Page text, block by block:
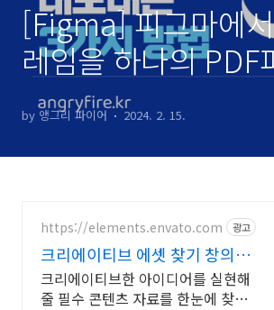
[Figma] 피그마에
레임을 하나의 PDF
보내는 3가지 방법
by 앵그리 파이어 2024. 2. 15.
https://elements.envato.com 광고
크리에이티브 에셋 찾기 창의성
을 채우는 아카이브
크리에이티브한 아이디어를 실현해
줄 필수 콘텐츠 자료를 한눈에 찾아